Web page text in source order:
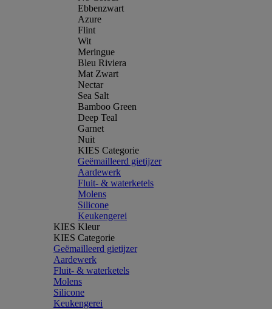
Ebbenzwart
Azure
Flint
Wit
Meringue
Bleu Riviera
Mat Zwart
Nectar
Sea Salt
Bamboo Green
Deep Teal
Garnet
Nuit
KIES Categorie
Geëmailleerd gietijzer
Aardewerk
Fluit- & waterketels
Molens
Silicone
Keukengerei
KIES Kleur
KIES Categorie
Geëmailleerd gietijzer
Aardewerk
Fluit- & waterketels
Molens
Silicone
Keukengerei